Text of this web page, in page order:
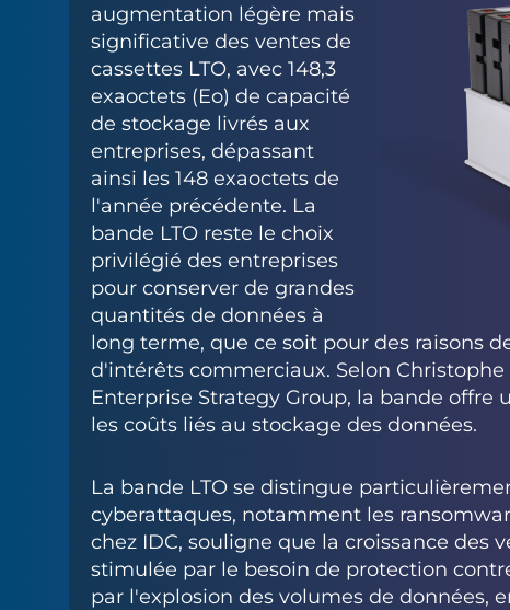
augmentation légère mais
significative des ventes de
cassettes LTO, avec 148,3
exaoctets (Eo) de capacité
de stockage livrés aux
entreprises, dépassant
ainsi les 148 exaoctets de
l'année précédente. La
bande LTO reste le choix
privilégié des entreprises
pour conserver de grandes
quantités de données à
long terme, que ce soit pour des raisons
d'intérêts commerciaux. Selon
Enterprise Strategy Group, la bande
les coûts liés au stockage des données.
La bande LTO se distingue
cyberattaques, notamment les
chez IDC, souligne que la croissance des
stimulée par le besoin de protection
par l'explosion des volumes de données,